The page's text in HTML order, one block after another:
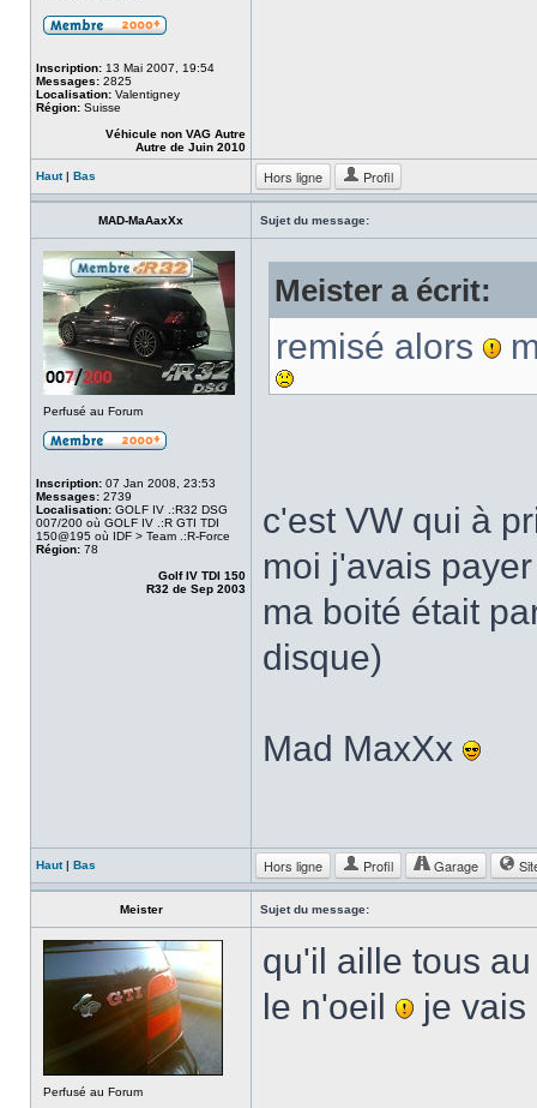
Inscription: 13 Mai 2007, 19:54
Messages: 2825
Localisation: Valentigney
Région: Suisse
Véhicule non VAG Autre
Autre de Juin 2010
Haut| Bas Hors ligne Profil
MAD-MaAaxXx Sujet du message:
Perfusé au Forum
Inscription: 07 Jan 2008, 23:53
Messages: 2739
Localisation: GOLF IV .:R32 DSG
007/200 où GOLF IV .:R GTI TDI
150@195 où IDF > Team .:R-Force
Région: 78
Golf IV TDI 150
R32 de Sep 2003
Meister a écrit:
remisé alors
c'est VW qui à
moi j'avais
ma boité était
disque)
Mad MaxXx
Haut| Bas Hors ligne Profil Garage
Meister Sujet du message:
Perfusé au Forum
qu'il aille tous
le n'oeil
je